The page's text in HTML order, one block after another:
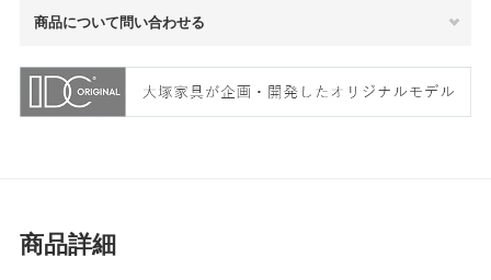
商品について問い合わせる
商品詳細